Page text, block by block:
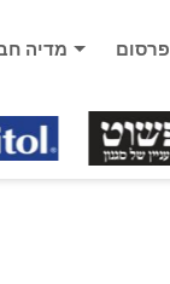
פרסום מדיה